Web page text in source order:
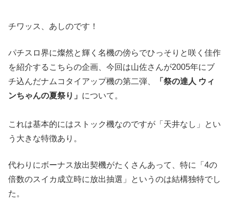
チワッス、あしのです！
パチスロ界に燦然と輝く名機の傍らでひっそりと咲く佳作
を紹介するこちらの企画、今回は山佐さんが2005年にブ
チ込んだナムコ タイアップ機の第二弾、
「祭の達人 ウィ
ンちゃんの夏祭り」 について。
これは基本的にはストック機なのですが「天井なし」とい
う大きな特徴あり。
代わりにボーナス放出契機がたくさんあって、特に「4の
倍数のスイカ成立時に放出抽選」というのは結構独特でし
た。